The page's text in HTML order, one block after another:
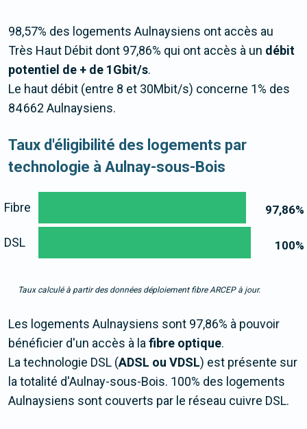
98,57% des logements Aulnaysiens ont accès au
Très Haut Débit dont 97,86% qui ont accès à un débit
potentiel de + de 1Gbit/s.
Le haut débit (entre 8 et 30Mbit/s) concerne 1% des
84 662 Aulnaysiens.
Taux d'éligibilité des logements par
technologie à Aulnay-sous-Bois
97,86%
100%
Fibre
DSL
Taux calculé à partir des données déploiement fibre ARCEP à jour.
Les logements Aulnaysiens sont 97,86% à pouvoir
bénéficier d'un accès à lafibre optique.
La technologie DSL (ADSL ou VDSL) est présente sur
la totalité d'Aulnay-sous-Bois. 100% des logements
Aulnaysiens sont couverts par le réseau cuivre DSL.